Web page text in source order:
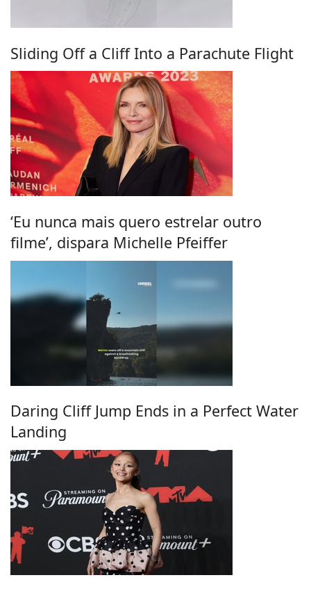
Sliding Off a Cliff Into a Parachute Flight
‘Eu nunca mais quero estrelar outro
filme’, dispara Michelle Pfeiffer
Daring Cliff Jump Ends in a Perfect Water
Landing